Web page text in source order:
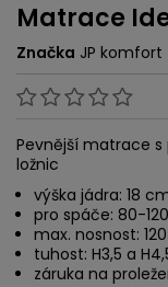
Matrace
Značka JP komfort
Pevnější matrace
ložnic
výška jádra: 18
pro spáče: 80-
max. nosnost:
tuhost: H3,5 a
záruka na